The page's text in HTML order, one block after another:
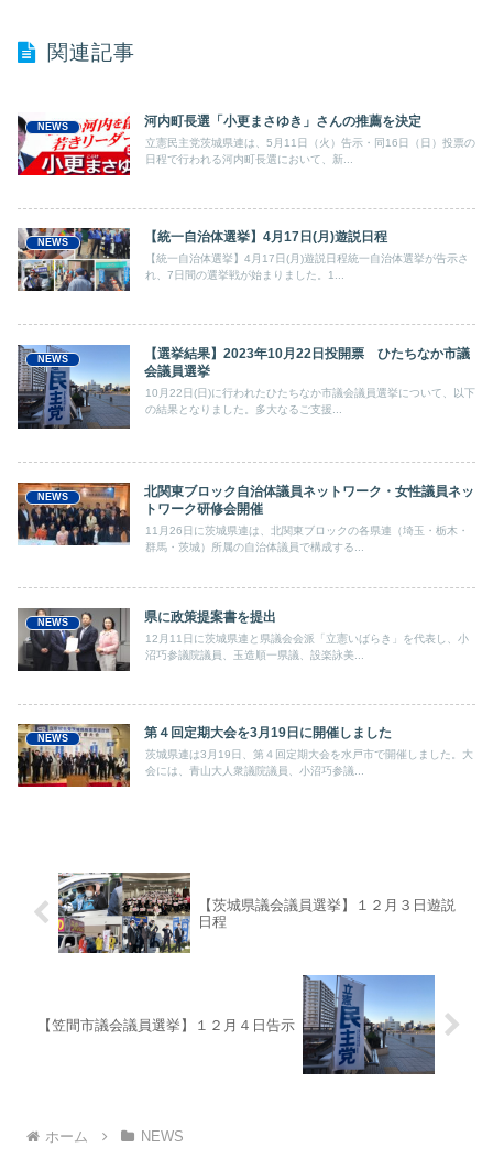
関連記事
NEWS 河内町長選「小更まさゆき」さんの推薦を決定
立憲民主党茨城県連は、5月11日（火）告示・同16日（日）投票の
日程で行われる河内町長選において、新...
NEWS 【統一自治体選挙】4月17日(月)遊説日程
【統一自治体選挙】4月17日(月)遊説日程統一自治体選挙が告示さ
れ、7日間の選挙戦が始まりました。1...
NEWS
【選挙結果】2023年10月22日投開票 ひたちなか市議
会議員選挙
10月22日(日)に行われたひたちなか市議会議員選挙について、以下
の結果となりました。多大なるご支援...
NEWS
北関東ブロック自治体議員ネットワーク・女性議員ネッ
トワーク研修会開催
11月26日に茨城県連は、北関東ブロックの各県連（埼玉・栃木・
群馬・茨城）所属の自治体議員で構成する...
NEWS 県に政策提案書を提出
12月11日に茨城県連と県議会会派「立憲いばらき」を代表し、小
沼巧参議院議員、玉造順一県議、設楽詠美...
NEWS 第４回定期大会を3月19日に開催しました
茨城県連は3月19日、第４回定期大会を水戸市で開催しました。大
会には、青山大人衆議院議員、小沼巧参議...
【茨城県議会議員選挙】１２月３日遊説
日程
【笠間市議会議員選挙】１２月４日告示
ホーム NEWS